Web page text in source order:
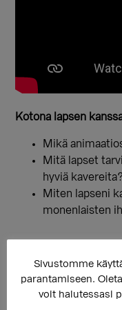
Kotona lapsen
Mikä
Mitä lapset
hyviä kavereita?
Miten lapseni
monenlaisten
Kuka oli kiva
Mitä hän teki
Sivustomme
parantamiseen.
voit halutessasi